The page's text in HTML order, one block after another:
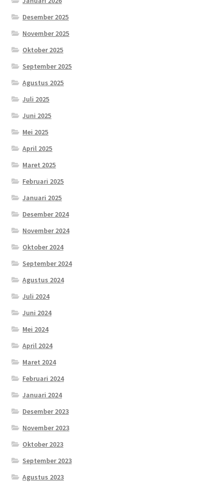
Desember 2025
November 2025
Oktober 2025
September 2025
Agustus 2025
Juli 2025
Juni 2025
Mei 2025
April 2025
Maret 2025
Februari 2025
Januari 2025
Desember 2024
November 2024
Oktober 2024
September 2024
Agustus 2024
Juli 2024
Juni 2024
Mei 2024
April 2024
Maret 2024
Februari 2024
Januari 2024
Desember 2023
November 2023
Oktober 2023
September 2023
Agustus 2023